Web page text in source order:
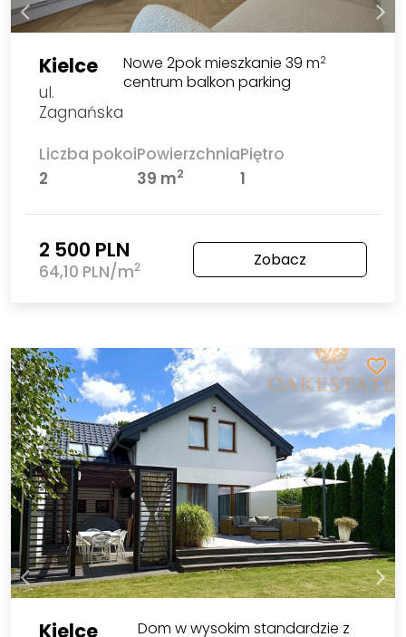
Kielce
ul.
Zagnańska
Nowe 2pok mieszkanie 39 m2
centrum balkon parking
Liczba pokoi
2
Powierzchnia
39 m2
Piętro
1
2 500 PLN
64,10 PLN/m2 Zobacz
Kielce
Dom w wysokim standardzie z